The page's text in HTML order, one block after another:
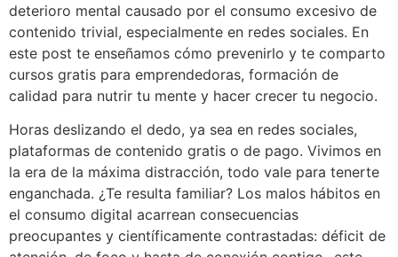
deterioro mental causado por el consumo excesivo de
contenido trivial, especialmente en redes sociales. En
este post te enseñamos cómo prevenirlo y te comparto
cursos gratis para emprendedoras, formación de
calidad para nutrir tu mente y hacer crecer tu negocio.
Horas deslizando el dedo, ya sea en redes sociales,
plataformas de contenido gratis o de pago. Vivimos en
la era de la máxima distracción, todo vale para tenerte
enganchada. ¿Te resulta familiar? Los malos hábitos en
el consumo digital acarrean consecuencias
preocupantes y científicamente contrastadas: déficit de